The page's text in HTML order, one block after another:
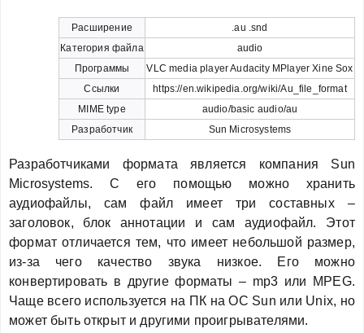
Расширение
.au .snd
Категория файла
audio
Программы
VLC media player Audacity MPlayer Xine Sox
Ссылки
https://en.wikipedia.org/wiki/Au_file_format
MIME type
audio/basic audio/au
Разработчик
Sun Microsystems
Разработчиками формата является компания Sun
Microsystems. С его помощью можно хранить
аудиофайлы, сам файл имеет три составных –
заголовок, блок аннотации и сам аудиофайл. Этот
формат отличается тем, что имеет небольшой размер,
из-за чего качество звука низкое. Его можно
конвертировать в другие форматы – mp3 или MPEG.
Чаще всего используется на ПК на OC Sun или Unix, но
может быть открыт и другими проигрывателями.